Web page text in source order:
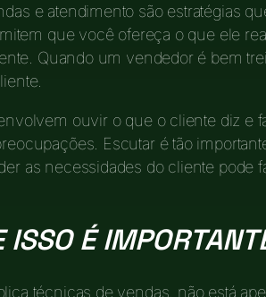
e atendimento são estratégias
que você ofereça o que ele
Quando um vendedor é bem
ouvir o que o cliente diz e
Escutar é tão
as necessidades do cliente pode
ISSO É
técnicas de vendas, não está